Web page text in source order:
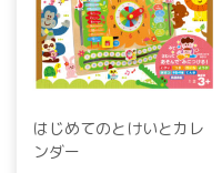
はじめてのとけいとカレ
ンダー